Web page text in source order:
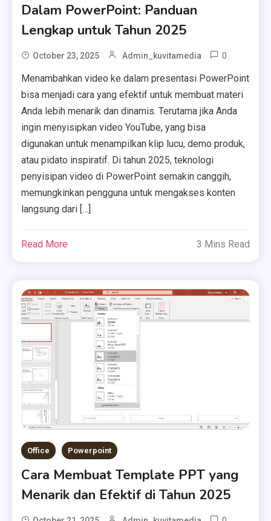
Dalam PowerPoint: Panduan
Lengkap untuk Tahun 2025
October 23, 2025 Admin_kuvitamedia 0
Menambahkan video ke dalam presentasi PowerPoint
bisa menjadi cara yang efektif untuk membuat materi
Anda lebih menarik dan dinamis. Terutama jika Anda
ingin menyisipkan video YouTube, yang bisa
digunakan untuk menampilkan klip lucu, demo produk,
atau pidato inspiratif. Di tahun 2025, teknologi
penyisipan video di PowerPoint semakin canggih,
memungkinkan pengguna untuk mengakses konten
langsung dari […]
Read More 3 Mins Read
Office Powerpoint
Cara Membuat Template PPT yang
Menarik dan Efektif di Tahun 2025